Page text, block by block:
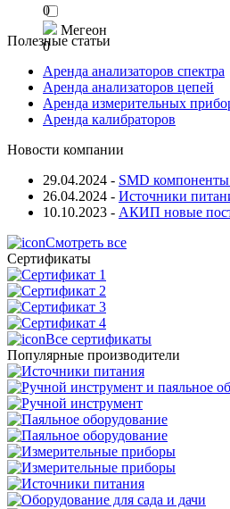
Мегеон
0
0
Полезные статьи
Аренда анализаторов спектра
Аренда анализаторов цепей
Аренда измерительных
Аренда калибраторов
Новости компании
29.04.2024 - SMD
26.04.2024 - Источники
10.10.2023 - АКИП новые
Смотреть все
Сертификаты
Все сертификаты
Популярные производители